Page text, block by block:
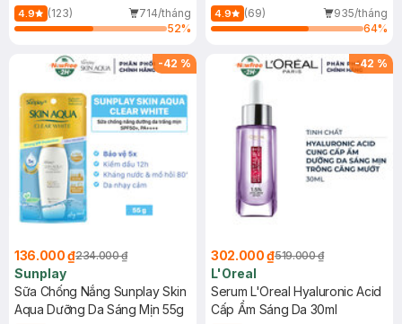
4.9 (123)
714/tháng
52%
(Mới)
4.9 (69)
935/tháng
64%
-42 %
136.000 ₫234.000 ₫
Sunplay
Sữa Chống Nắng Sunplay Skin
Aqua Dưỡng Da Sáng Mịn 55g
-42 %
302.000 ₫519.000 ₫
L'Oreal
Serum L'Oreal Hyaluronic Acid
Cấp Ẩm Sáng Da 30ml